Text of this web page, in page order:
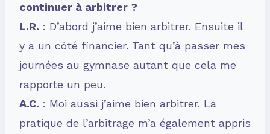
continuer à arbitrer ?
L.R. : D’abord j’aime bien arbitrer. Ensuite il
y a un côté financier. Tant qu’à passer mes
journées au gymnase autant que cela me
rapporte un peu.
A.C. : Moi aussi j’aime bien arbitrer. La
pratique de l’arbitrage m’a également appris